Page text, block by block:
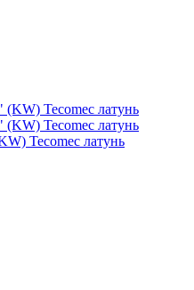
Tecomec латунь